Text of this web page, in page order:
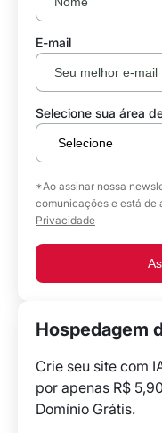
E-mail
Selecione sua área
*Ao assinar nossa
comunicações e está de
Privacidade
Hospedagem
Crie seu site com
por apenas R$
Domínio Grátis.